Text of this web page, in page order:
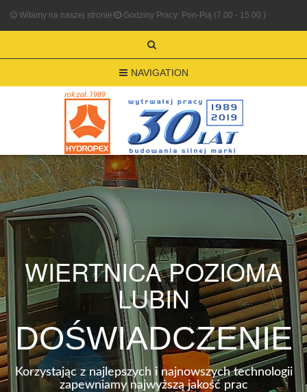
Witamy na naszej stronie! Godziny Pracy: Pon-Pią (7.00 - 15.00 )
NAVIGATION
WIERTNICA POZIOMA
LUBIN
DOŚWIADCZENIE
Korzystając z najlepszych i najnowszych technologii
zapewniamy najwyższą jakość prac